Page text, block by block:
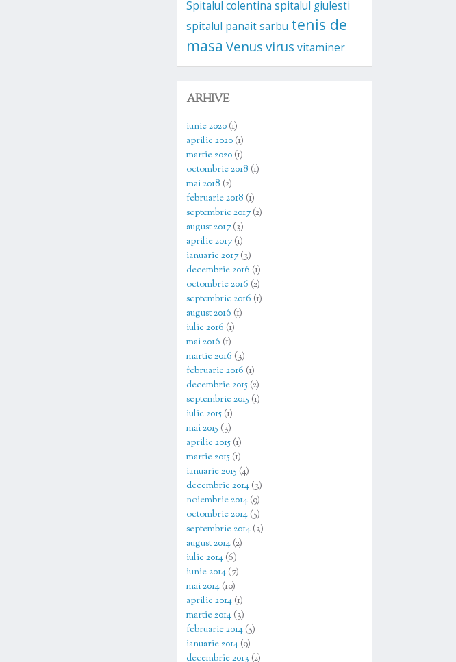
Spitalul colentina spitalul giulesti
spitalul panait sarbu tenis de
masa Venus virus vitaminer
ARHIVE
iunie 2020 (1)
aprilie 2020 (1)
martie 2020 (1)
octombrie 2018 (1)
mai 2018 (2)
februarie 2018 (1)
septembrie 2017(2)
august 2017(3)
aprilie 2017(1)
ianuarie 2017(3)
decembrie 2016 (1)
octombrie 2016 (2)
septembrie 2016 (1)
august 2016 (1)
iulie 2016 (1)
mai 2016 (1)
martie 2016 (3)
februarie 2016 (1)
decembrie 2015 (2)
septembrie 2015 (1)
iulie 2015 (1)
mai 2015 (3)
aprilie 2015 (1)
martie 2015 (1)
ianuarie 2015 (4)
decembrie 2014 (3)
noiembrie 2014 (9)
octombrie 2014 (5)
septembrie 2014 (3)
august 2014 (2)
iulie 2014 (6)
iunie 2014 (7)
mai 2014 (10)
aprilie 2014 (1)
martie 2014 (3)
februarie 2014 (5)
ianuarie 2014 (9)
decembrie 2013 (2)